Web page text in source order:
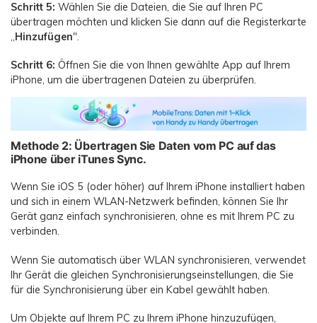
Schritt 5: Wählen Sie die Dateien, die Sie auf Ihren PC
übertragen möchten und klicken Sie dann auf die Registerkarte
„Hinzufügen".
Schritt 6: Öffnen Sie die von Ihnen gewählte App auf Ihrem
iPhone, um die übertragenen Dateien zu überprüfen.
Methode 2: Übertragen Sie Daten vom PC auf das
iPhone über iTunes Sync.
Wenn Sie iOS 5 (oder höher) auf Ihrem iPhone installiert haben
und sich in einem WLAN-Netzwerk befinden, können Sie Ihr
Gerät ganz einfach synchronisieren, ohne es mit Ihrem PC zu
verbinden.
Wenn Sie automatisch über WLAN synchronisieren, verwendet
Ihr Gerät die gleichen Synchronisierungseinstellungen, die Sie
für die Synchronisierung über ein Kabel gewählt haben.
Um Objekte auf Ihrem PC zu Ihrem iPhone hinzuzufügen,